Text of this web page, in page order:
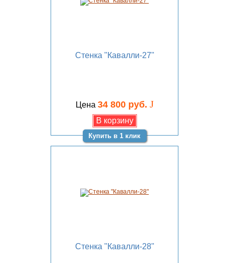
Стенка "Кавалли-27"
Цена 34 800 руб. J
Купить в 1 клик
Стенка "Кавалли-28"